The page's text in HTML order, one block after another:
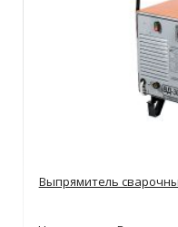
Выпрямитель